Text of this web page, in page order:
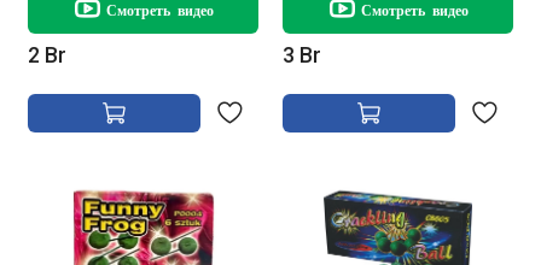
Смотреть видео
2 Br
Смотреть видео
3 Br